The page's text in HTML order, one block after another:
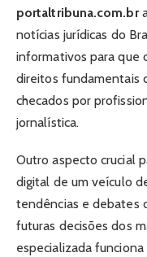
portaltribuna.com.br
notícias jurídicas do
informativos para que
direitos fundamentais
checados por
jornalística.
Outro aspecto crucial
digital de um veículo
tendências e debates
futuras decisões dos
especializada